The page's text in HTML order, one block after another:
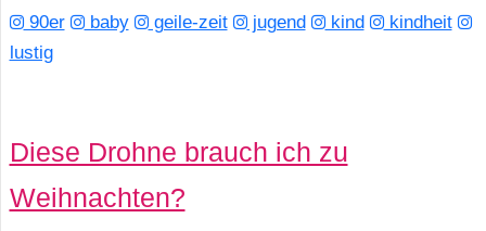
90er baby geile-zeit jugend kind
kindheit
lustig
Diese Drohne brauch ich zu
Weihnachten?